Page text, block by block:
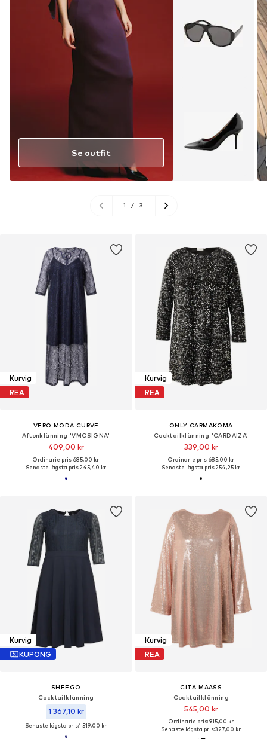
Kurvig
REA
VERO MODA CURVE
Aftonklänning 'VMCSIGNA'
409,00 kr
Ordinarie pris: 685,00 kr
Senaste lägsta pris:245,40 kr
Se outfit
1 / 3
Kurvig
REA
ONLY CARMAKOMA
Cocktailklänning 'CARDAIZA'
339,00 kr
Ordinarie pris: 685,00 kr
Senaste lägsta pris:254,25 kr
Kurvig
KUPONG
SHEEGO
Cocktailklänning
1 367,10 kr
Senaste lägsta pris:1 519,00 kr
Kurvig
REA
CITA MAASS
Cocktailklänning
545,00 kr
Ordinarie pris: 915,00 kr
Senaste lägsta pris:327,00 kr